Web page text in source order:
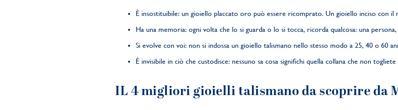
È insostituibile: un gioiello placcato oro può essere ricomprato. Un gioiello inciso con
Ha una memoria: ogni volta che lo si guarda o lo si tocca, ricorda qualcosa: una
Si evolve con voi: non si indossa un gioiello talismano nello stesso modo a 25, 40 o 60
È invisibile in ciò che custodisce: nessuno sa cosa significhi quella collana che non
IL 4 migliori gioielli talismano da scoprire da